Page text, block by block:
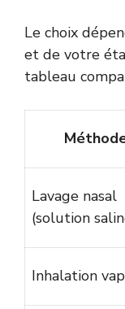
Le choix
et de votre
tableau
Lavage nasal
(solution
Inhalation